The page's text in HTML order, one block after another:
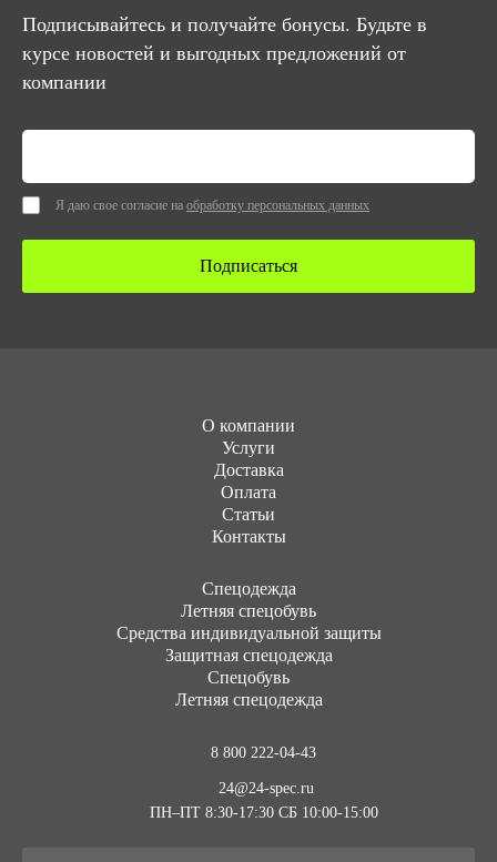
Подписывайтесь и получайте бонусы. Будьте в
курсе новостей и выгодных предложений от
компании
Я даю свое согласие на обработку персональных данных
Подписаться
О компании
Услуги
Доставка
Оплата
Статьи
Контакты
Cпецодежда
Летняя спецобувь
Средства индивидуальной защиты
Защитная спецодежда
Спецобувь
Летняя спецодежда
8 800 222-04-43
24@24-spec.ru
ПН–ПТ 8:30-17:30 СБ 10:00-15:00